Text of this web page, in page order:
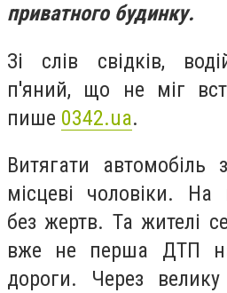
приватного будинку.
Зі слів свідків,
п'яний, що не міг
пише 0342.ua.
Витягати автомобіль
місцеві чоловіки. На
без жертв. Та жителі
вже не перша ДТП на
дороги. Через велику